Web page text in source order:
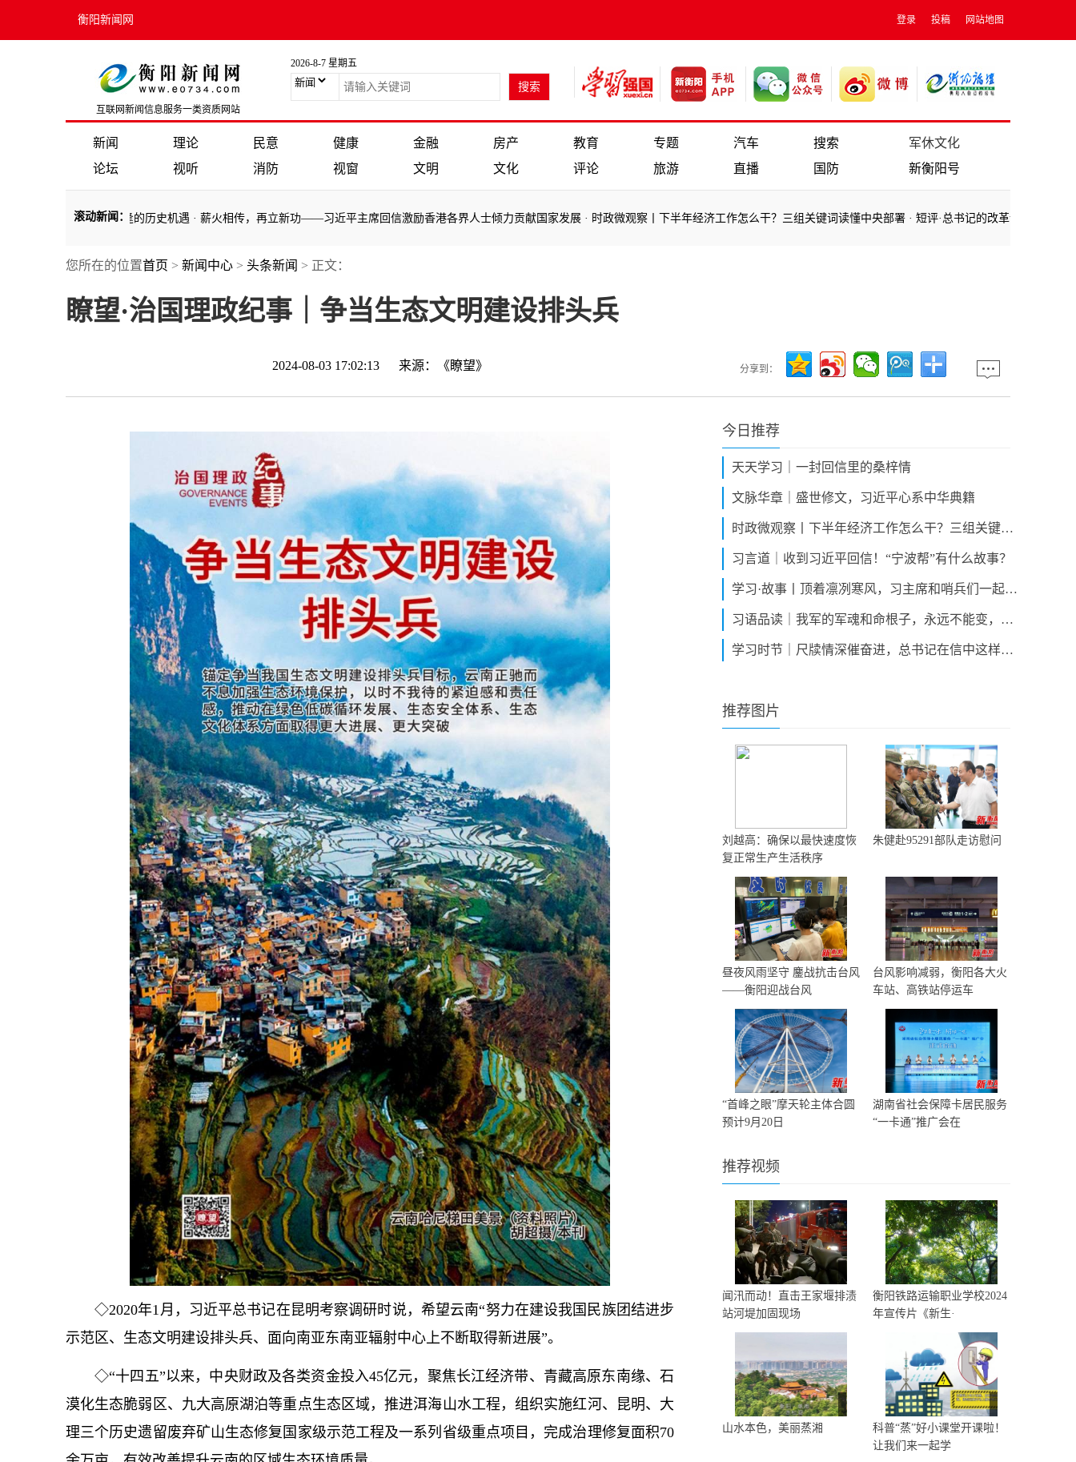
衡阳新闻网 登录 投稿 网站地图
互联网新闻信息服务一类资质网站
2026-8-7 星期五
新闻 理论 民意 健康 金融 房产 教育 专题 汽车 搜索
军休文化
论坛
视听 消防 视窗 文明 文化 评论 旅游 直播 国防 新衡阳号
滚动新闻 ：
千载难逢的历史机遇·薪火相传，再立新功——习近平主席回信激励香港各界人士倾力贡献国家发展· 时政微观察丨下半年经济工作怎么干？三组关键词读懂中央部署·短评·总书记的改革论丨抓好试点对改革
千载难逢的历史机遇 · 薪火相传，再立新功——习近平主席回信激励香港各界人士倾力贡献国家发展
您所在的位置首页 > 新闻中心 > 头条新闻 > 正文：
瞭望·治国理政纪事｜争当生态文明建设排头兵
2024-08-03 17:02:13 来源： 《瞭望》 分享到：
◇2020年1月，习近平总书记在昆明考察调研时说，希望云南“努力在建设我国民族团结进步
示范区、生态文明建设排头兵、面向南亚东南亚辐射中心上不断取得新进展”。
◇“十四五”以来，中央财政及各类资金投入45亿元，聚焦长江经济带、青藏高原东南缘、石
漠化生态脆弱区、九大高原湖泊等重点生态区域，推进洱海山水工程，组织实施红河、昆明、大
理三个历史遗留废弃矿山生态修复国家级示范工程及一系列省级重点项目，完成治理修复面积70
今日推荐
天天学习｜一封回信里的桑梓情
文脉华章｜盛世修文，习近平心系中华典籍
时政微观察丨下半年经济工作怎么干？三组关键词读懂中央部署
习言道｜收到习近平回信！“宁波帮”有什么故事？
学习·故事丨顶着凛冽寒风，习主席和哨兵们一起执勤站岗
习语品读｜我军的军魂和命根子，永远不能变，永远不能丢
学习时节｜尺牍情深催奋进，总书记在信中这样寄语战士们
推荐图片
刘越高：确保以最快速度恢
复正常生产生活秩序
朱健赴95291部队走访慰问
昼夜风雨坚守 鏖战抗击台风
——衡阳迎战台风
台风影响减弱，衡阳各大火
车站、高铁站停运车
“首峰之眼”摩天轮主体合圆
预计9月20日
湖南省社会保障卡居民服务
“一卡通”推广会在
推荐视频
闻汛而动！直击王家堰排渍
站河堤加固现场
衡阳铁路运输职业学校2024
年宣传片《新生·
山水本色，美丽蒸湘
科普“蒸”好小课堂开课啦！
让我们来一起学